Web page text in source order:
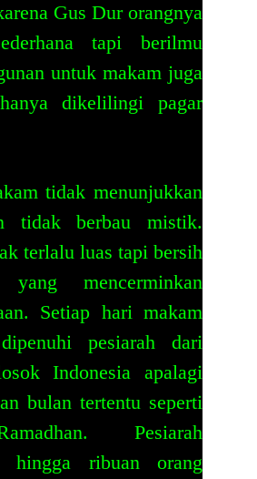
Gus Dur orangnya
tapi berilmu
untuk makam juga
dikelilingi pagar
tidak menunjukkan
tidak berbau mistik.
terlalu luas tapi bersih
mencerminkan
Setiap hari makam
pesiarah dari
Indonesia apalagi
bulan tertentu seperti
Pesiarah
hingga ribuan orang